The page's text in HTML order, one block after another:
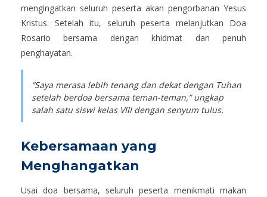
mengingatkan seluruh peserta akan pengorbanan Yesus
Kristus. Setelah itu, seluruh peserta melanjutkan Doa
Rosario bersama dengan khidmat dan penuh
penghayatan.
“Saya merasa lebih tenang dan dekat dengan Tuhan
setelah berdoa bersama teman-teman,” ungkap
salah satu siswi kelas VIII dengan senyum tulus.
Kebersamaan yang
Menghangatkan
Usai doa bersama, seluruh peserta menikmati makan